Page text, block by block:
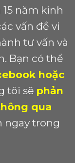
năm kinh
vấn đề vi
tư vấn và
Bạn có thể
hoặc
tôi sẽ phản
qua
ngay trong